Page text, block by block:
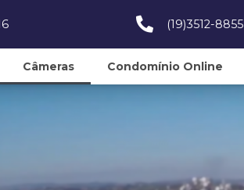
(19)3512-8855
Câmeras Condomínio Online